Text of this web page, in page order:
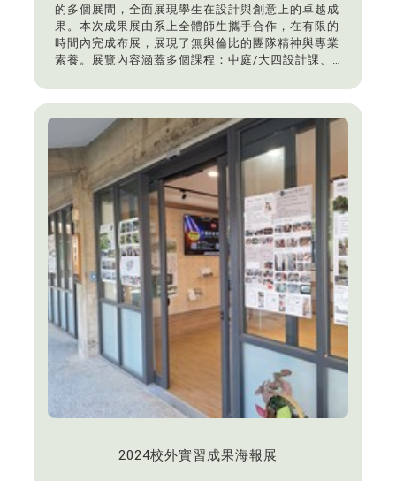
的多個展間，全面展現學生在設計與創意上的卓越成
果。本次成果展由系上全體師生攜手合作，在有限的
時間內完成布展，展現了無與倫比的團隊精神與專業
素養。展覽內容涵蓋多個課程：中庭/大四設計課、
課作品、大三工作室/大三設計課作品、研討室A/大
品、研討室C/大四規劃課作品。
東海大學景觀學系秉持創意與實踐的教育理念，培養
學生以創新思維應對未來挑戰。此次成果展不僅是對
學生學習的肯定，也開放對景觀設計有興趣的高中生
與家長前來參觀，親身感受設計的無限可能性，與我
們共同開啟嶄新的景觀視野。
2024校外實習成果海報展